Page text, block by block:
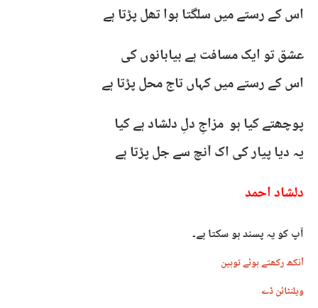
اس کے رستے میں سلگتا ہوا تھل پڑتا ہے
عشق تو ایک مسافت ہے بیابانوں کی
اس کے رستے میں کہاں تاج محل پڑتا ہے
پوچھتے کیا ہو مزاجِ دلِ دلشاد ہے کیا
یہ دیا پیار کی اک آنچ سے جل پڑتا ہے
دلشاد احمد
آپ کو یہ پسند ہو سکتا ہے۔
آنکھ رکھتے ہوئے توہین
ویلنٹائن ڈے